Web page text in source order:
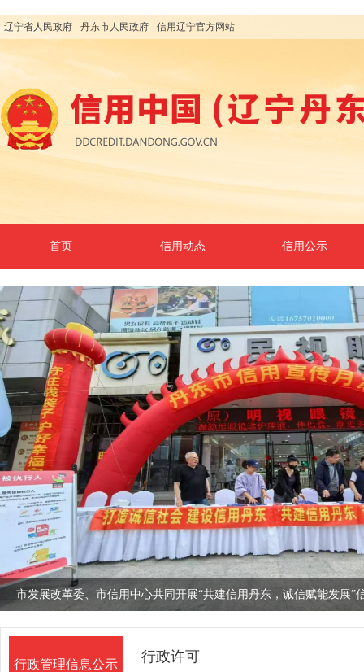
辽宁省人民政府 丹东市人民政府 信用辽宁官方网站
首页 信用动态 信用公示
行政管理信息公示 行政许可